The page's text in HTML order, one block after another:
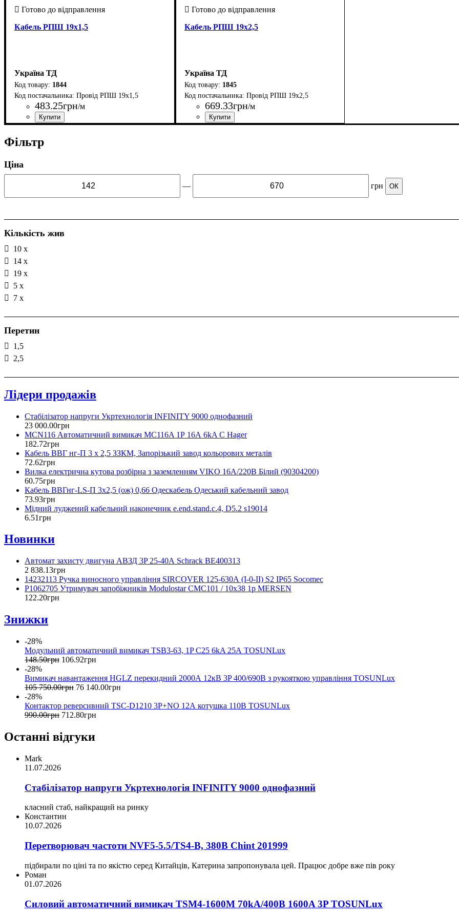
Кабель РПШ 19х1,5
Україна ТД
1844
Провід РПШ 19х1,5
483.25грн/м
Країна-виробник: Україна
Кількість жил: 19 х
Властивості: Ізоляційна гума
Перетин: 1,5
Форма: Круглий
Кабель РПШ 19х2,5
Україна ТД
1845
Провід РПШ 19х2,5
669.33грн/м
Країна-виробник: Україна
Кількість жил: 19 х
Властивості: Ізоляційна гума
Перетин: 2,5
Форма: Круглий
Фільтр
Ціна
— грн ОК
Кількість жив
10 х
14 х
19 х
5 х
7 х
Перетин
1,5
2,5
Лідери продажів
Стабілізатор напруги Укртехнологія INFINITY 9000 однофазний
23 000.00грн
MCN116 Автоматичний вимикач MC116A 1Р 16А 6kA C Hager
182.72грн
Кабель ВВГ нг-П 3 х 2,5 ЗЗКМ, Запорізький завод кольорових металів
72.62грн
Вилка електрична кутова розбірна з заземленням VIKO 16А/220В Білий (90304200)
60.75грн
Кабель ВВГнг-LS-П 3х2,5 (ож) 0,66 Одескабель Одеський кабельний завод
73.93грн
Мідний луджений кабельний наконечник e.end.stand.c.4, D5.2 s19014
6.51грн
Новинки
Автомат захисту двигуна АВЗД 3P 25-40А Schrack BE400313
2 838.13грн
14232113 Ручка виносного управління SIRCOVER 125-630А (I-0-II) S2 IP65 Socomec
P1062705 Утримувач запобіжників Modulostar CMC101 / 10х38 1р MERSEN
122.20грн
Знижки
-28%
Модульний автоматичний вимикач TSB3-63, 1P C25 6kA 25А TOSUNLux
148.50грн 106.92грн
-28%
Вимикач навантаження HGLZ перекидний 2000А 12кВ 3P 400/690В з рукояткою управління TOSUNLux
105 750.00грн 76 140.00грн
-28%
Контактор реверсивний TSC-D1210 3P+NO 12А котушка 110В TOSUNLux
990.00грн 712.80грн
Останні відгуки
Mark
11.07.2026
Стабілізатор напруги Укртехнологія INFINITY 9000 однофазний
класний стаб, найкращий на ринку
Константин
10.07.2026
Перетворювач частоти NVF5-5.5/TS4-B, 380В Chint 201999
підбирали по ціні та по якістю серед Китайців, Катерина запропонувала цей. Працює добре вже пів року
Роман
01.07.2026
Силовий автоматичний вимикач TSM4-1600M 70kA/400B 1600A 3P TOSUNLux